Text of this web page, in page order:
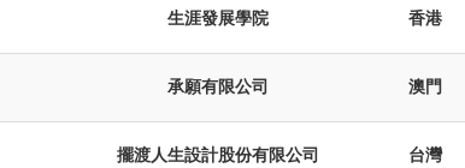
生涯發展學院 香港
承願有限公司 澳門
擺渡人生設計股份有限公司 台灣